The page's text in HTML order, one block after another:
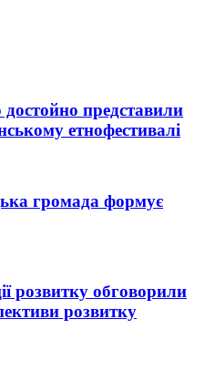
достойно представили
етнофестивалі
громада формує
розвитку обговорили
розвитку